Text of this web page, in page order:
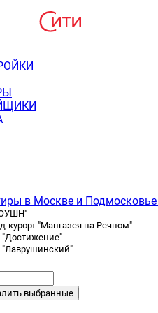
в Москве и Подмосковье
выбранные